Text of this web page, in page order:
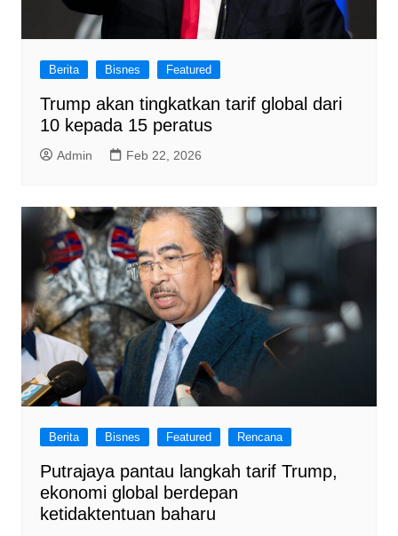
Berita Bisnes Featured
Trump akan tingkatkan tarif global dari
10 kepada 15 peratus
Admin Feb 22, 2026
Berita Bisnes Featured Rencana
Putrajaya pantau langkah tarif Trump,
ekonomi global berdepan
ketidaktentuan baharu